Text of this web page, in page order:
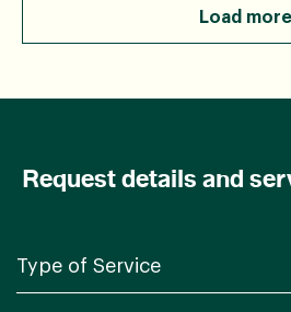
Load more
Request details and